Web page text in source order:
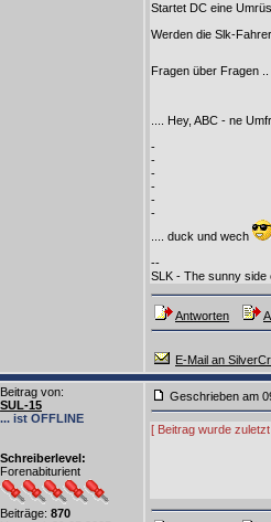
Startet DC eine
Werden die Slk-
Fragen über Fragen ..
.... Hey, ABC - ne
-
-
-
-
-
-
.... duck und wech
--
SLK - The sunny side
Antworten
E-Mail an
Beitrag von:
SUL-15
... ist OFFLINE
Schreiberlevel:
Forenabiturient
Beiträge: 870
Geschrieben am
[ Beitrag wurde